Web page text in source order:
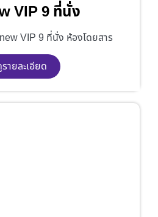
VIP 9 ที่นั่ง
VIP 9 ที่นั่ง ห้องโดยสาร
ายละเอียด